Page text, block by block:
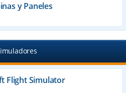
y Paneles
Flight Simulator